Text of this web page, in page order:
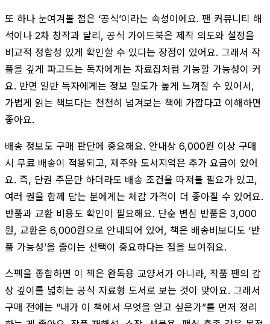
또 하나 눈여겨볼 점은 ‘공식’이라는 속성이에요. 팬 커뮤니티 해
석이나 2차 창작과 달리, 공식 가이드북은 제작 의도와 설정을
비교적 정합성 있게 확인할 수 있다는 장점이 있어요. 그래서 작
품을 깊게 파고드는 독자에게는 자료집처럼 기능할 가능성이 커
요. 반면 일반 독자에게는 정보 밀도가 높게 느껴질 수 있어서,
가볍게 읽는 책보다는 천천히 넘겨보는 책에 가깝다고 이해하면
좋아요.
배송 정보도 구매 판단에 중요해요. 안내상 6,000원 이상 구매
시 무료 배송이 적용되고, 제주와 도서지역은 추가 요금이 있어
요. 즉, 단권 주문만 하더라도 배송 조건을 따져볼 필요가 있고,
여러 권을 함께 담는 분에게는 체감 가격이 더 좋아질 수 있어요.
반품과 교환 비용도 확인이 필요해요. 단순 변심 반품은 3,000
원, 교환은 6,000원으로 안내되어 있어, 책은 배송비보다도 ‘반
품 가능성’을 줄이는 선택이 중요하다는 점을 보여줘요.
스펙을 종합하면 이 책은 완독용 교양서가 아니라, 작품 팬의 감
상 깊이를 넓히는 공식 자료형 도서로 보는 것이 맞아요. 그래서
구매 전에는 “내가 이 책에서 무엇을 얻고 싶은가”를 먼저 정리